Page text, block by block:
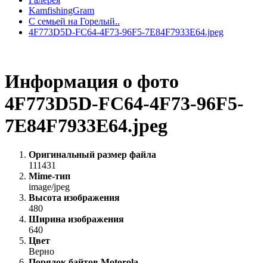
KamfishingGram
С семьей на Горелый..
4F773D5D-FC64-4F73-96F5-7E84F7933E64.jpeg
Информация о фото
4F773D5D-FC64-4F73-96F5-
7E84F7933E64.jpeg
Оригинальный размер файла
111431
Mime-тип
image/jpeg
Высота изображения
480
Ширина изображения
640
Цвет
Верно